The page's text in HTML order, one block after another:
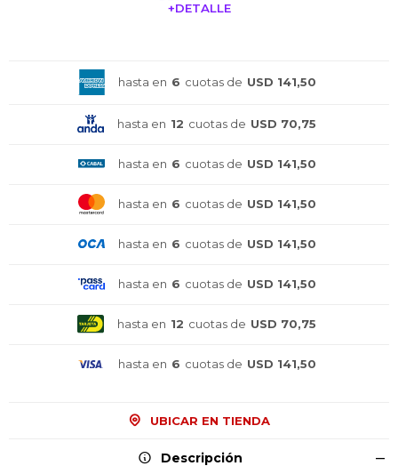
+DETALLE
hasta en 6 cuotas de USD 141,50
hasta en 12 cuotas de USD 70,75
hasta en 6 cuotas de USD 141,50
hasta en 6 cuotas de USD 141,50
hasta en 6 cuotas de USD 141,50
hasta en 6 cuotas de USD 141,50
hasta en 12 cuotas de USD 70,75
hasta en 6 cuotas de USD 141,50
UBICAR EN TIENDA
Descripción